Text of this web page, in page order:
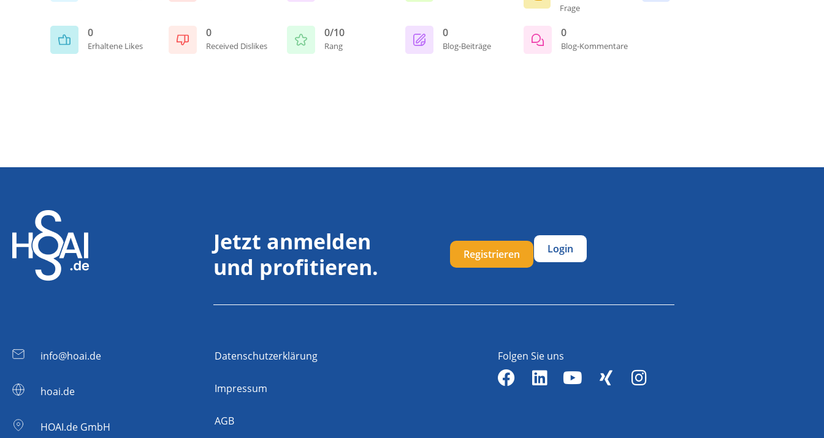
Frage
0
Erhaltene Likes
0
Received Dislikes
0/10
Rang
0
Blog-Beiträge
0
Blog-Kommentare
Jetzt anmelden
und profitieren.
Registrieren Login
info@hoai.de
hoai.de
HOAI.de GmbH
Datenschutzerklärung
Impressum
AGB
Folgen Sie uns